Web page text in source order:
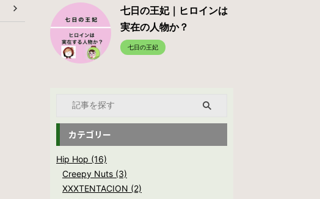
七日の王妃｜ヒロインは
実在の人物か？
七日の王妃
カテゴリー
Hip Hop (16)
Creepy Nuts (3)
XXXTENTACION (2)